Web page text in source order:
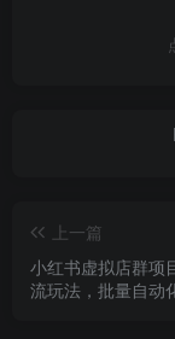
上一篇
小红书虚拟店群项
流玩法，批量自动